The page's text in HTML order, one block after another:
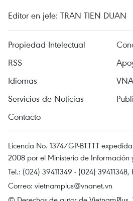
Editor en jefe: TRAN TIEN DUAN
Propiedad Intelectual
RSS
Idiomas
VNA
Servicios de Noticias
Contacto
Licencia No. 1374/GP-BTTTT
2008 por el Ministerio de Información
Tel.: (024) 39411349 - (024) 39411348,
Correo: vietnamplus@vnanet.vn